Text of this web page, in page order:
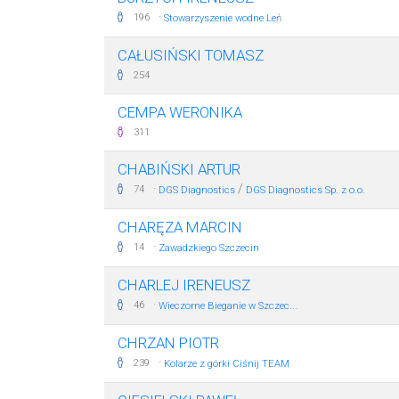
196 · Stowarzyszenie wodne Leń
CAŁUSIŃSKI TOMASZ
254
CEMPA WERONIKA
311
CHABIŃSKI ARTUR
74 · DGS Diagnostics / DGS Diagnostics Sp. z o.o.
CHARĘZA MARCIN
14 · Zawadzkiego Szczecin
CHARLEJ IRENEUSZ
46 · Wieczorne Bieganie w Szczec...
CHRZAN PIOTR
239 · Kolarze z górki Ciśnij TEAM